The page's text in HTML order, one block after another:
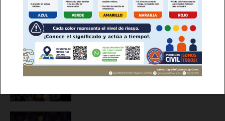
Empresa
Nosotros
Política de privacidad
Políticas del Sitio
Lo + Popular
Inflación en México tiene su nivel más